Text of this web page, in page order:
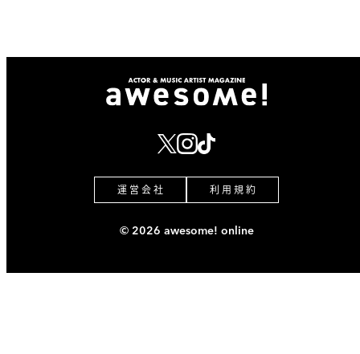
運 営 会 社 利 用 規 約
© 2026 awesome! online